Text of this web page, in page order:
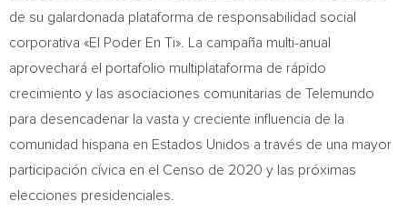
de su galardonada plataforma de responsabilidad social
corporativa «El Poder En Ti». La campaña multi-anual
aprovechará el portafolio multiplataforma de rápido
crecimiento y las asociaciones comunitarias de Telemundo
para desencadenar la vasta y creciente influencia de la
comunidad hispana en Estados Unidos a través de una mayor
participación cívica en el Censo de 2020 y las próximas
elecciones presidenciales.